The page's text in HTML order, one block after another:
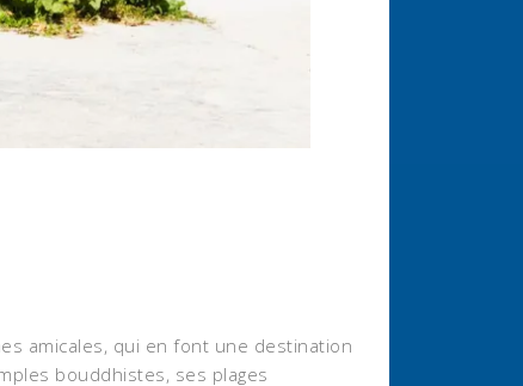
amicales, qui en font une destination
bouddhistes, ses plages